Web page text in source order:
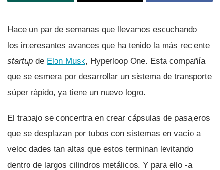
Hace un par de semanas que llevamos escuchando
los interesantes avances que ha tenido la más reciente
startup de Elon Musk, Hyperloop One. Esta compañí­a
que se esmera por desarrollar un sistema de transporte
súper rápido, ya tiene un nuevo logro.
El trabajo se concentra en crear cápsulas de pasajeros
que se desplazan por tubos con sistemas en vací­o a
velocidades tan altas que estos terminan levitando
dentro de largos cilindros metálicos. Y para ello -a